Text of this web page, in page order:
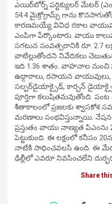
ఎయిర్‌బోర్న్ పర్టిక్యులర్ మేటర్
54.4 మైక్రోగ్రామ్స్ గాను
కారణమయ్యే వివిధ రకాల
ఎంపిగా పేర్కొంటారు. వాయు
సగటున సంవత్సరానికి రూ. 2.7
వాటిల్లుతోందని నివేదికలు
ఇది 1.36 శాతం. వాహనాల నుంచి
ఉద్గారాలు, రసాయన వాయువులు,
సల్ఫర్‌డైయాక్సైడ్, కార్బన్
పూర్తిగా కలుషితమవుతోంది. పంట
శీతాకాలంలో ప్రజలకు శ్వాసకోశ
మరణాలు సంభవిస్తున్నాయి.
ప్రస్తుతం వాయు నాణ్యత పిఎంను
పెట్టుకుంది. ఈ లక్షంలో కనీసం
నాటికి సాధించవలసి ఉంది. ఈ
ఢిల్లీలో ఎవరూ నివసించలేని దుర్భర
Share